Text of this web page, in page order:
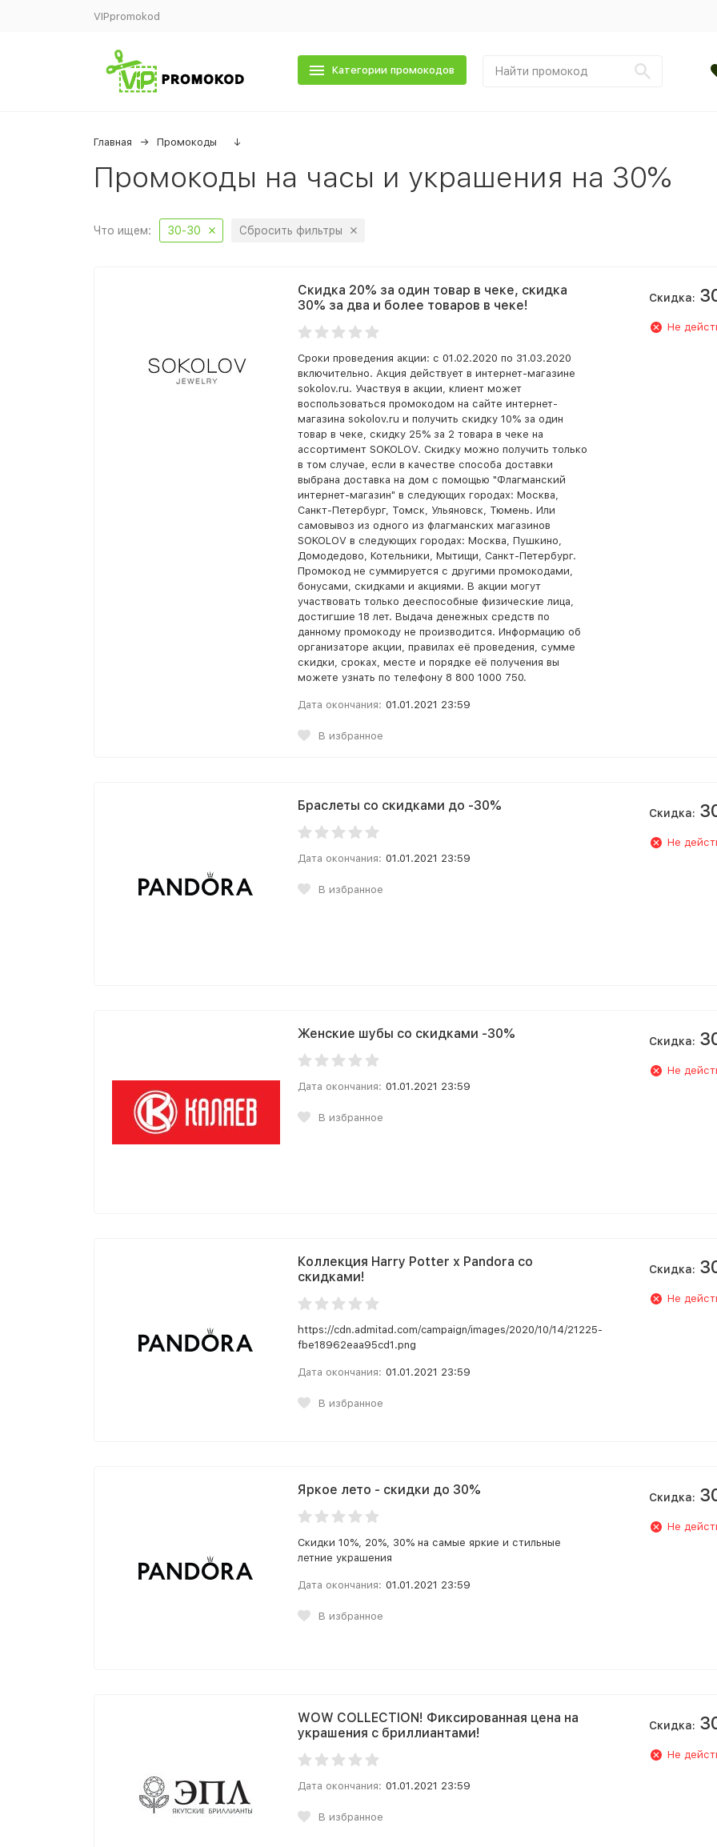
VIPpromokod
Категории промокодов
Главная Промокоды ↓
Промокоды на часы и украшения на 30%
Что ищем: 30-30 Сбросить фильтры
Скидка 20% за один товар в чеке, скидка
30% за два и более товаров в чеке!
Сроки проведения акции: с 01.02.2020 по 31.03.2020
включительно. Акция действует в интернет-магазине
sokolov.ru. Участвуя в акции, клиент может
воспользоваться промокодом на сайте интернет-
магазина sokolov.ru и получить скидку 10% за один
товар в чеке, скидку 25% за 2 товара в чеке на
ассортимент SOKOLOV. Скидку можно получить только
в том случае, если в качестве способа доставки
выбрана доставка на дом с помощью "Флагманский
интернет-магазин" в следующих городах: Москва,
Санкт-Петербург, Томск, Ульяновск, Тюмень. Или
самовывоз из одного из флагманских магазинов
SOKOLOV в следующих городах: Москва, Пушкино,
Домодедово, Котельники, Мытищи, Санкт-Петербург.
Промокод не суммируется с другими промокодами,
бонусами, скидками и акциями. В акции могут
участвовать только дееспособные физические лица,
достигшие 18 лет. Выдача денежных средств по
данному промокоду не производится. Информацию об
организаторе акции, правилах её проведения, сумме
скидки, сроках, месте и порядке её получения вы
можете узнать по телефону 8 800 1000 750.
Дата окончания: 01.01.2021 23:59
В избранное
Скидка:
Не
Браслеты со скидками до -30%
Дата окончания: 01.01.2021 23:59
В избранное
Скидка:
Не
Женские шубы со скидками -30%
Дата окончания: 01.01.2021 23:59
В избранное
Скидка:
Не
Коллекция Harry Potter х Pandora cо
скидками!
https://cdn.admitad.com/campaign/images/2020/10/14/21225-
fbe18962eaa95cd1.png
Дата окончания: 01.01.2021 23:59
В избранное
Скидка:
Не
Яркое лето - скидки до 30%
Скидки 10%, 20%, 30% на самые яркие и стильные
летние украшения
Дата окончания: 01.01.2021 23:59
В избранное
Скидка:
Не
WOW COLLECTION! Фиксированная цена на
украшения с бриллиантами!
Дата окончания: 01.01.2021 23:59
В избранное
Скидка:
Не